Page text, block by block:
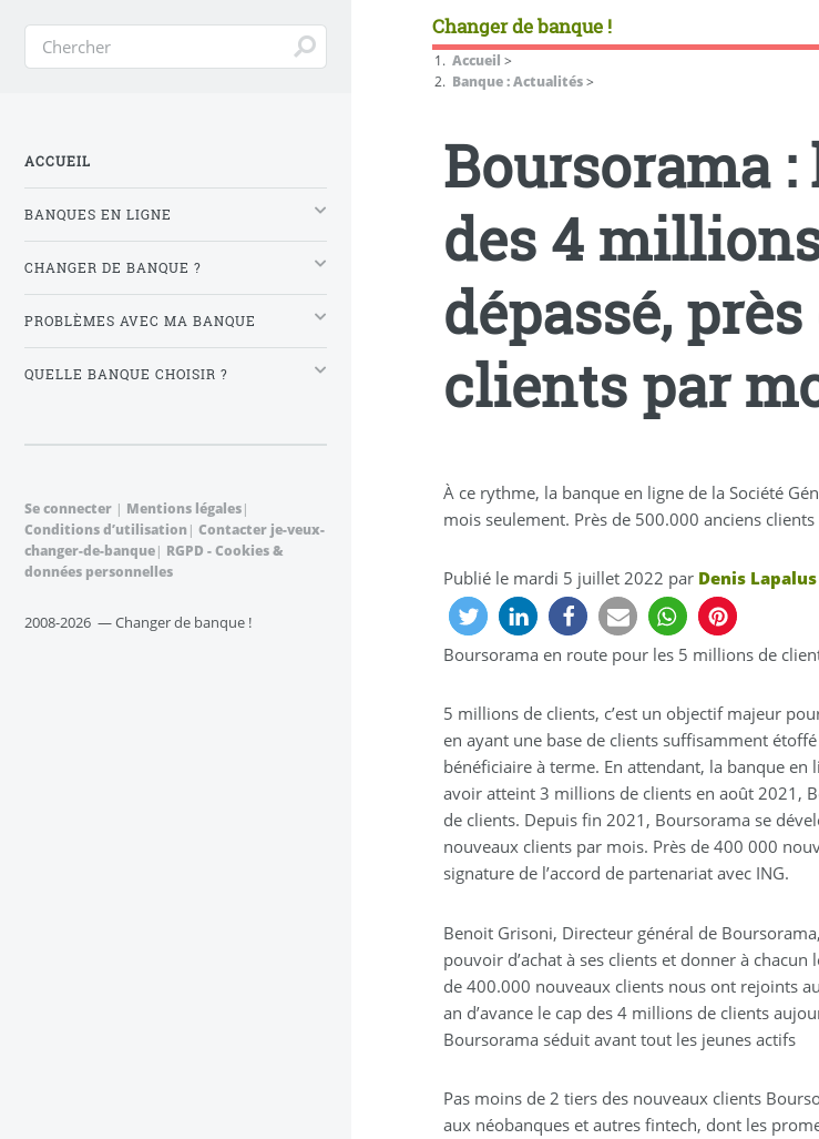
Changer de banque !
Accueil >
Banque : Actualités>
Boursorama
des 4
dépassé,
clients par
À ce rythme, la banque en ligne de la Société
mois seulement. Près de 500.000 anciens
Publié le mardi 5 juillet 2022 par Denis Lapalus
Boursorama en route pour les 5 millions de
5 millions de clients, c’est un objectif majeur
en ayant une base de clients suffisamment
bénéficiaire à terme. En attendant, la banque
avoir atteint 3 millions de clients en août 2021,
de clients. Depuis fin 2021, Boursorama se
nouveaux clients par mois. Près de 400 000
signature de l’accord de partenariat avec ING.
Benoit Grisoni, Directeur général de
pouvoir d’achat à ses clients et donner à
de 400.000 nouveaux clients nous ont rejoints
an d’avance le cap des 4 millions de clients
Boursorama séduit avant tout les jeunes actifs
Pas moins de 2 tiers des nouveaux clients
aux néobanques et autres fintech, dont les
ACCUEIL
BANQUES EN LIGNE
CHANGER DE BANQUE ?
PROBLÈMES AVEC MA BANQUE
QUELLE BANQUE CHOISIR ?
Se connecter | Mentions légales|
Conditions d’utilisation| Contacter je-veux-
changer-de-banque| RGPD - Cookies &
données personnelles
2008-2026 — Changer de banque !